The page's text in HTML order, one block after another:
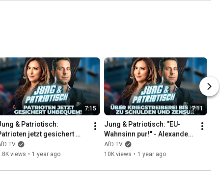
7:15
& Patriotisch:
jetzt gesichert
TV
views • 1 year ago
7:11
Jung & Patriotisch: "EU-
Wahnsinn pur!" - Alexander
Jungbluth (AfD) & Petra
Steger  (FPÖ)
AfD TV
10K views • 1 year ago